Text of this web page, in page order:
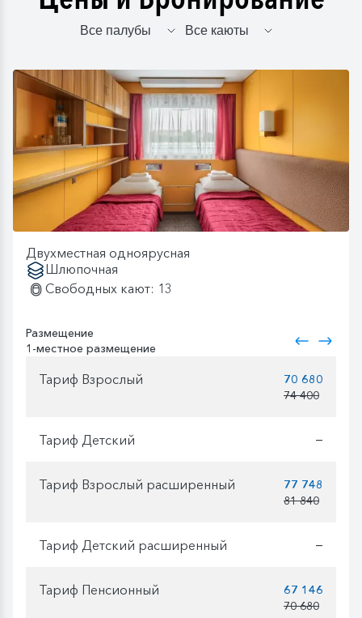
Двухместная одноярусная
Шлюпочная
Свободных кают: 13
Размещение
1-местное размещение
Тариф Взрослый
70 680
74 400
Тариф Детский —
Тариф Взрослый расширенный
77 748
81 840
Тариф Детский расширенный —
Тариф Пенсионный
67 146
70 680